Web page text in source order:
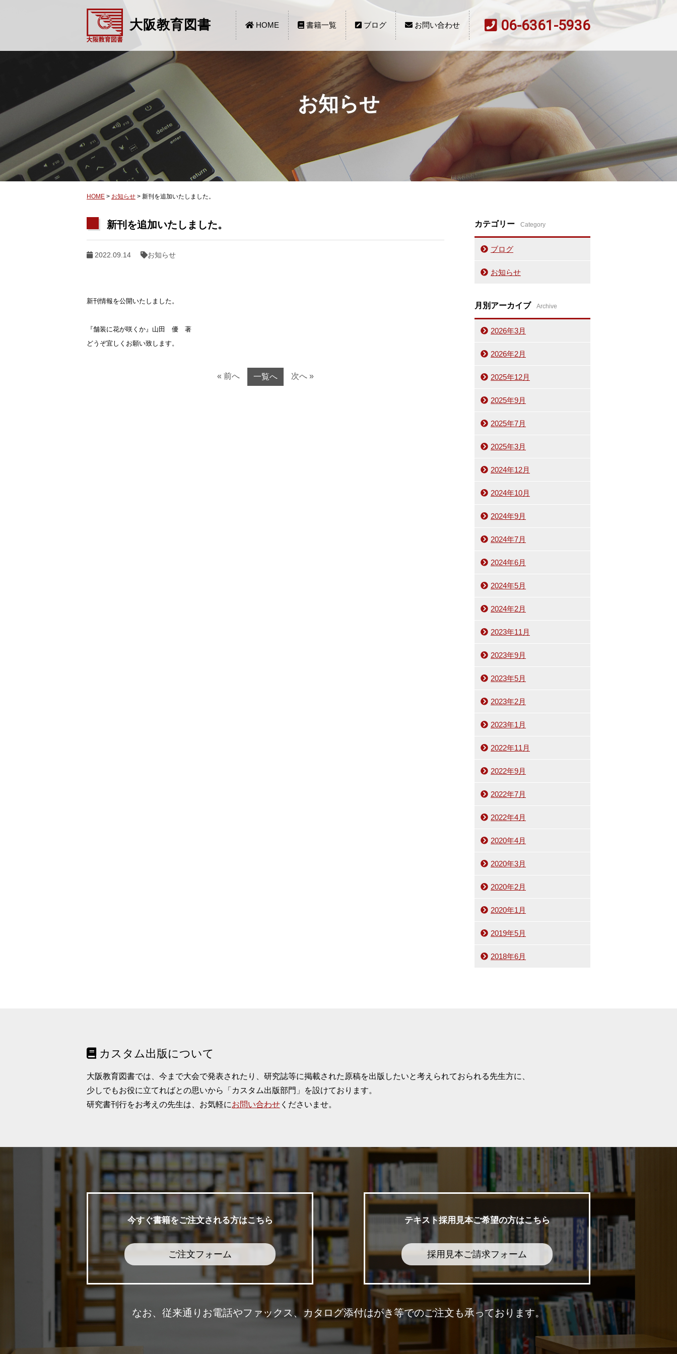
大阪教育図書 HOME 書籍一覧 ブログ お問い合わせ 06-6361-5936
お知らせ
HOME > お知らせ > 新刊を追加いたしました。
新刊を追加いたしました。
2022.09.14 お知らせ
『舗装に花が咲くか』山田　優　著
どうぞ宜しくお願い致します。
« 前へ 一覧へ 次へ »
カテゴリー Category
ブログ
お知らせ
月別アーカイブ Archive
2026年3月
2026年2月
2025年12月
2025年9月
2025年7月
2025年3月
2024年12月
2024年10月
2024年9月
2024年7月
2024年6月
2024年5月
2024年2月
2023年11月
2023年9月
2023年5月
2023年2月
2023年1月
2022年11月
2022年9月
2022年7月
2022年4月
2020年4月
2020年3月
2020年2月
2020年1月
2019年5月
2018年6月
カスタム出版について
大阪教育図書では、今まで大会で発表されたり、研究誌等に掲載された原稿を出版したいと考えられておられる先生方に、
少しでもお役に立てればとの思いから「カスタム出版部門」を設けております。
研究書刊行をお考えの先生は、お気軽にお問い合わせ くださいませ。
今すぐ書籍をご注文される方はこちら
ご注文フォーム
テキスト採用見本ご希望の方はこちら
採用見本ご請求フォーム
なお、従来通りお電話やファックス、カタログ添付はがき等でのご注文も承っております。